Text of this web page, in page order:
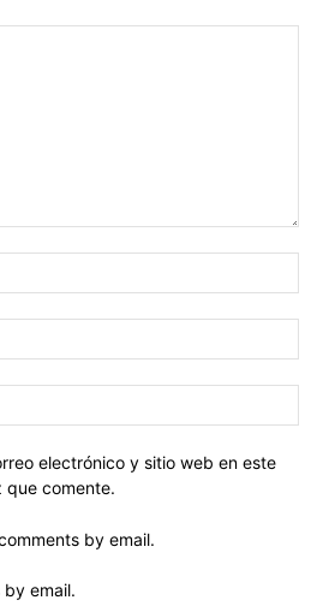
electrónico y sitio web en este
que comente.
by email.
email.